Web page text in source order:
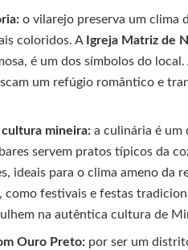
o vilarejo preserva um clima
coloridos. A Igreja Matriz de
é um dos símbolos do
um refúgio romântico e
mineira: a culinária é um
servem pratos típicos da
ideais para o clima ameno da
como festivais e festas
na autêntica cultura de
Ouro Preto: por ser um